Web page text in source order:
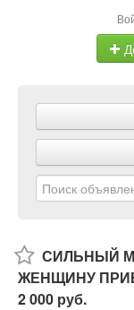
СИЛЬНЫЙ
ЖЕНЩИНУ
2 000 руб.